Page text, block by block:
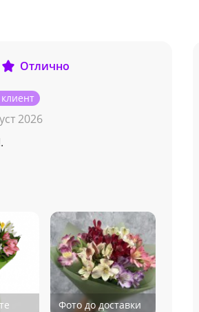
Отлично
2026
Фото до доставки